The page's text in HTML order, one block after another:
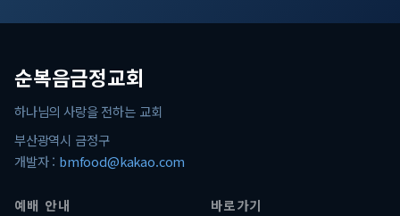
순복음금정교회
하나님의 사랑을 전하는 교회
부산광역시 금정구
개발자 : bmfood@kakao.com
예배 안내
바로가기